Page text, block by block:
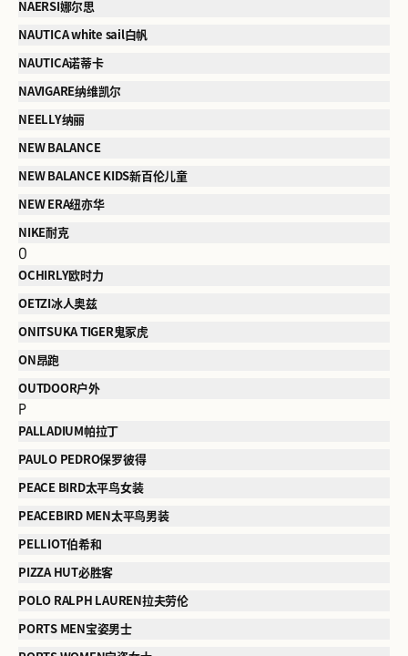
NAERSI娜尔思
NAUTICA white sail白帆
NAUTICA诺蒂卡
NAVIGARE纳维凯尔
NEELLY纳丽
NEW BALANCE
NEW BALANCE KIDS新百伦儿童
NEW ERA纽亦华
NIKE耐克
O
OCHIRLY欧时力
OETZI冰人奥兹
ONITSUKA TIGER鬼冢虎
ON昂跑
OUTDOOR户外
P
PALLADIUM帕拉丁
PAULO PEDRO保罗彼得
PEACE BIRD太平鸟女装
PEACEBIRD MEN太平鸟男装
PELLIOT伯希和
PIZZA HUT必胜客
POLO RALPH LAUREN拉夫劳伦
PORTS MEN宝姿男士